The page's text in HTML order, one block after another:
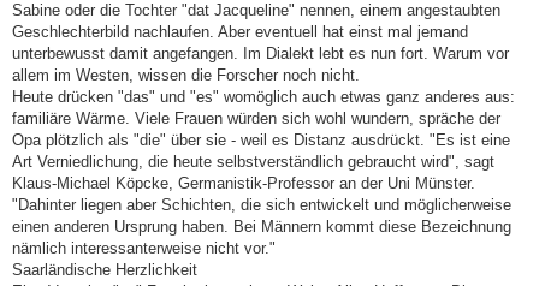
Sabine oder die Tochter "dat Jacqueline" nennen, einem angestaubten
Geschlechterbild nachlaufen. Aber eventuell hat einst mal jemand
unterbewusst damit angefangen. Im Dialekt lebt es nun fort. Warum vor
allem im Westen, wissen die Forscher noch nicht.
Heute drücken "das" und "es" womöglich auch etwas ganz anderes aus:
familiäre Wärme. Viele Frauen würden sich wohl wundern, spräche der
Opa plötzlich als "die" über sie - weil es Distanz ausdrückt. "Es ist eine
Art Verniedlichung, die heute selbstverständlich gebraucht wird", sagt
Klaus-Michael Köpcke, Germanistik-Professor an der Uni Münster.
"Dahinter liegen aber Schichten, die sich entwickelt und möglicherweise
einen anderen Ursprung haben. Bei Männern kommt diese Bezeichnung
nämlich interessanterweise nicht vor."
Saarländische Herzlichkeit